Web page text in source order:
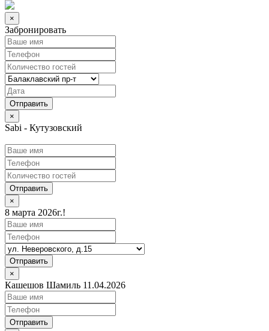
×
Забронировать
×
Sabi - Кутузовский
Отправить
×
8 марта 2026г.!
Отправить
×
Кашешов Шамиль 11.04.2026
Отправить